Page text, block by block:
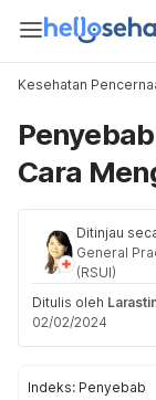
Kesehatan
Cara
Ditinjau
General
(RSUI)
Ditulis oleh
02/02/2024
Indeks: Penyebab